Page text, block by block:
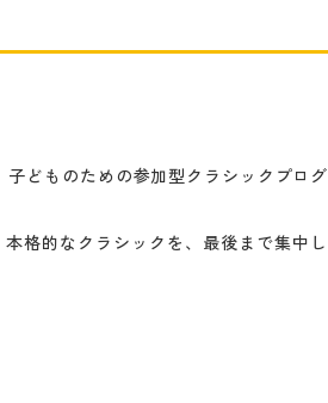
子どものための参加型クラシックプログ
格的なクラシックを、最後まで集中し